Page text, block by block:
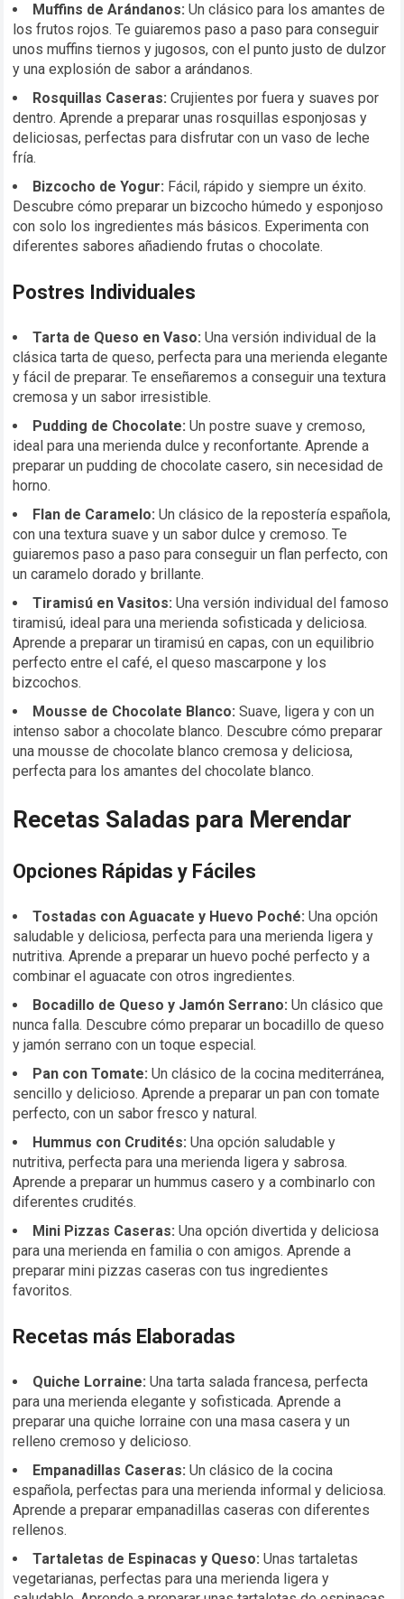
Muffins de Arándanos: Un clásico para los amantes de
los frutos rojos. Te guiaremos paso a paso para conseguir
unos muffins tiernos y jugosos, con el punto justo de dulzor
y una explosión de sabor a arándanos.
Rosquillas Caseras: Crujientes por fuera y suaves por
dentro. Aprende a preparar unas rosquillas esponjosas y
deliciosas, perfectas para disfrutar con un vaso de leche
fría.
Bizcocho de Yogur: Fácil, rápido y siempre un éxito.
Descubre cómo preparar un bizcocho húmedo y esponjoso
con solo los ingredientes más básicos. Experimenta con
diferentes sabores añadiendo frutas o chocolate.
Postres Individuales
Tarta de Queso en Vaso: Una versión individual de la
clásica tarta de queso, perfecta para una merienda elegante
y fácil de preparar. Te enseñaremos a conseguir una textura
cremosa y un sabor irresistible.
Pudding de Chocolate: Un postre suave y cremoso,
ideal para una merienda dulce y reconfortante. Aprende a
preparar un pudding de chocolate casero, sin necesidad de
horno.
Flan de Caramelo: Un clásico de la repostería española,
con una textura suave y un sabor dulce y cremoso. Te
guiaremos paso a paso para conseguir un flan perfecto, con
un caramelo dorado y brillante.
Tiramisú en Vasitos: Una versión individual del famoso
tiramisú, ideal para una merienda sofisticada y deliciosa.
Aprende a preparar un tiramisú en capas, con un equilibrio
perfecto entre el café, el queso mascarpone y los
bizcochos.
Mousse de Chocolate Blanco: Suave, ligera y con un
intenso sabor a chocolate blanco. Descubre cómo preparar
una mousse de chocolate blanco cremosa y deliciosa,
perfecta para los amantes del chocolate blanco.
Recetas Saladas para Merendar
Opciones Rápidas y Fáciles
Tostadas con Aguacate y Huevo Poché: Una opción
saludable y deliciosa, perfecta para una merienda ligera y
nutritiva. Aprende a preparar un huevo poché perfecto y a
combinar el aguacate con otros ingredientes.
Bocadillo de Queso y Jamón Serrano: Un clásico que
nunca falla. Descubre cómo preparar un bocadillo de queso
y jamón serrano con un toque especial.
Pan con Tomate: Un clásico de la cocina mediterránea,
sencillo y delicioso. Aprende a preparar un pan con tomate
perfecto, con un sabor fresco y natural.
Hummus con Crudités: Una opción saludable y
nutritiva, perfecta para una merienda ligera y sabrosa.
Aprende a preparar un hummus casero y a combinarlo con
diferentes crudités.
Mini Pizzas Caseras: Una opción divertida y deliciosa
para una merienda en familia o con amigos. Aprende a
preparar mini pizzas caseras con tus ingredientes
favoritos.
Recetas más Elaboradas
Quiche Lorraine: Una tarta salada francesa, perfecta
para una merienda elegante y sofisticada. Aprende a
preparar una quiche lorraine con una masa casera y un
relleno cremoso y delicioso.
Empanadillas Caseras: Un clásico de la cocina
española, perfectas para una merienda informal y deliciosa.
Aprende a preparar empanadillas caseras con diferentes
rellenos.
Tartaletas de Espinacas y Queso: Unas tartaletas
vegetarianas, perfectas para una merienda ligera y